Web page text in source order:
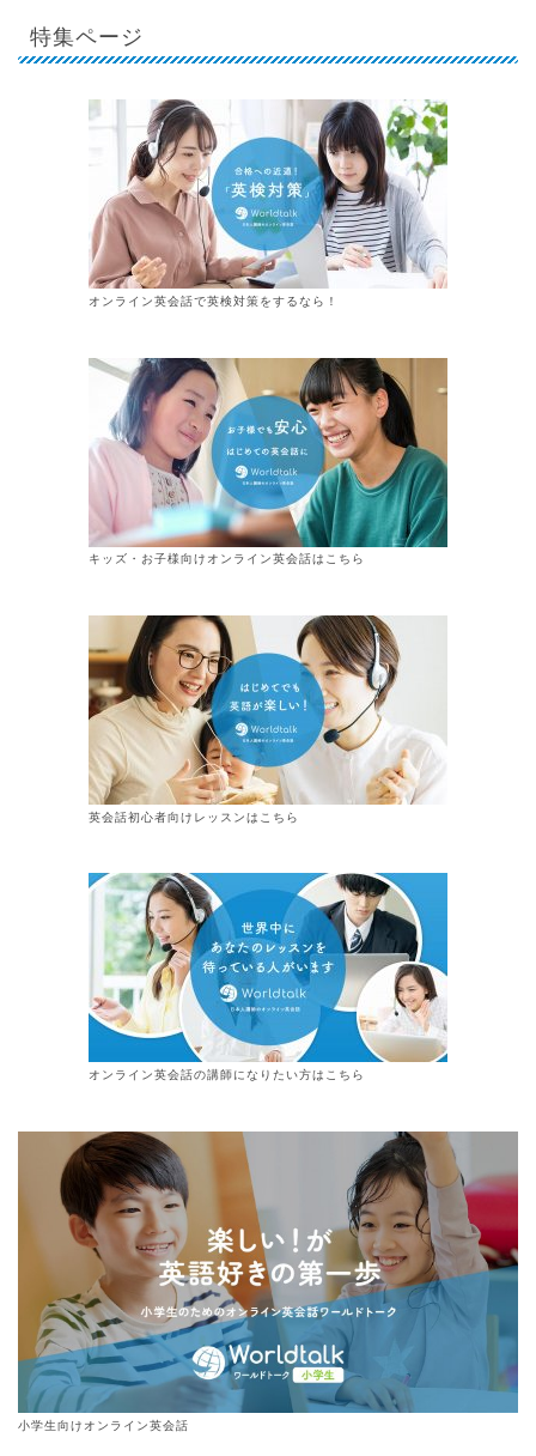
特集ページ
オンライン英会話で英検対策をするなら！
キッズ・お子様向けオンライン英会話はこちら
英会話初心者向けレッスンはこちら
オンライン英会話の講師になりたい方はこちら
小学生向けオンライン英会話